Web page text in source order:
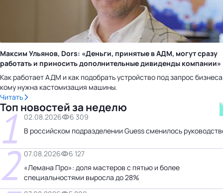
Максим Ульянов, Dors: «Деньги, принятые в АДМ, могут сразу
работать и приносить дополнительные дивиденды компании»
Как работает АДМ и как подобрать устройство под запрос
кому нужна кастомизация машины.
Читать
Топ новостей за неделю
1 02.08.2026
6 309
В российском подразделении Guess сменилось
2 07.08.2026
6 127
«Лемана Про»: доля мастеров с пятью и более
специальностями выросла до 28%